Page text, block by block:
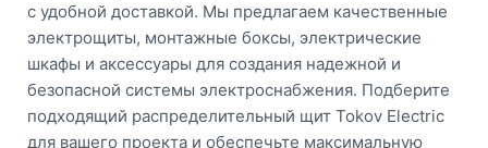
с удобной доставкой. Мы предлагаем качественные
электрощиты, монтажные боксы, электрические
шкафы и аксессуары для создания надежной и
безопасной системы электроснабжения. Подберите
подходящий распределительный щит Tokov Electric
для вашего проекта и обеспечьте максимальную